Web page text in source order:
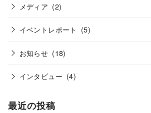
メディア (2)
イベントレポート (5)
お知らせ (18)
インタビュー (4)
最近の投稿